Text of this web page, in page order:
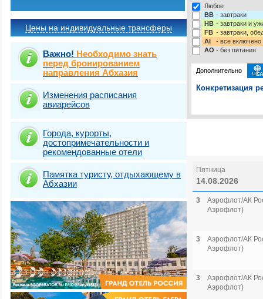
Цены на индивидуальные трансферы
Важно! Необходимо знать
перед бронированием
направления Абхазия
Изменения расписания
авиарейсов
Города, курорты,
достопримечательности и
рекомендованные отели
Памятка туристу, отдыхающему в
Абхазии
Любое
BB - завтраки
HB - завтраки и
FB - завтраки,
AI
- все включено
AO - без питания
Дополнительно
Конкретизация
Пятница
14.08.2026
3
Аэрофлот/АК
Аэрофлот)
3
Аэрофлот/АК
Аэрофлот)
3
Аэрофлот/АК
Аэрофлот)